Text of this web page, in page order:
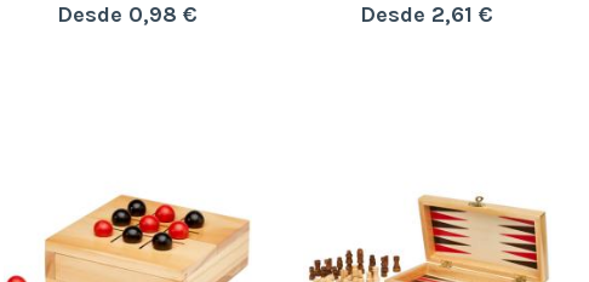
Desde 0,98 € Desde 2,61 €